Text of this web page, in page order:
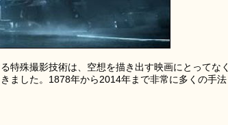
特殊撮影技術は、空想を描き出す映画にとってなく
ました。1878年から2014年まで非常に多くの手法